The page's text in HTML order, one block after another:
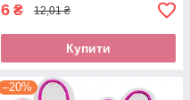
6 ₴ 12,01 ₴
Купити
–20%